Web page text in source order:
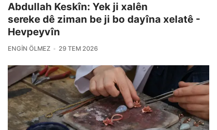
Abdullah Keskîn: Yek ji xalên
sereke dê ziman be ji bo dayîna xelatê -
Hevpeyvîn
ENGIN ÖLMEZ 29 TEM 2026